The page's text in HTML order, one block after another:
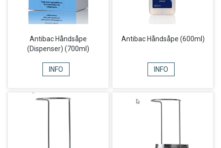
Antibac Håndsåpe
(Dispenser) (700ml)
INFO
Antibac Håndsåpe (600ml)
INFO